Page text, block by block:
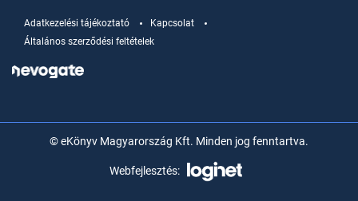
Adatkezelési tájékoztató
Kapcsolat
Általános szerződési feltételek
© eKönyv Magyarország Kft. Minden jog fenntartva.
Webfejlesztés: